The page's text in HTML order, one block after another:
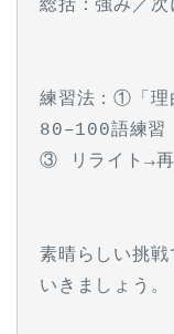
総括：強み／
練習法：①「理
80–100語練習
③ リライト→再
素晴らしい挑
いきましょう。